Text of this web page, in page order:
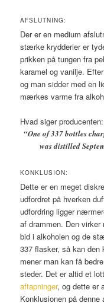
AFSLUTNING:
Der er en medium
stærke krydderier er
prikken på tungen fra
karamel og vanilje.
og man sidder med en
mærkes varme fra
Hvad siger producenten:
“One of 337 bottles
was distilled
KONKLUSION:
Dette er en meget
udfordret på hverken
udfordring ligger
af drammen. Den
bid i alkoholen og de
337 flasker, så kan den
mener man kan få
steder. Det er altid et
aftapninger, og dette er
Konklusionen på denne